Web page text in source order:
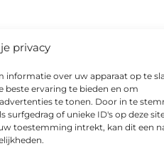
privacy
informatie over uw apparaat op te
beste ervaring te bieden en om
te tonen. Door in te
surfgedrag of unieke ID's op deze
toestemming intrekt, kan dit een
als verkeersregelingsbord